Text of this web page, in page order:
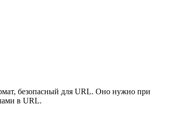
безопасный для URL. Оно нужно при
в URL.